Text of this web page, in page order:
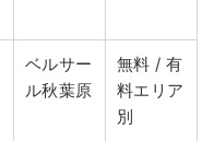
ベルサー
ル秋葉原
無料 / 有
料エリア
別